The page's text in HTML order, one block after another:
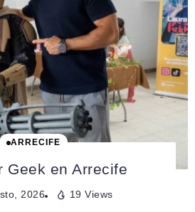
ARRECIFE
Geek en Arrecife
2026 19 Views